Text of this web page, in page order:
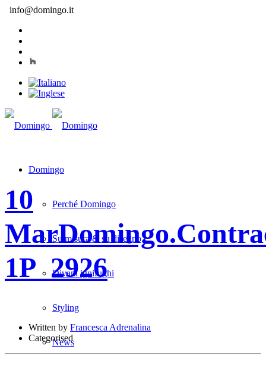
info@domingo.it
Domingo
Perché Domingo
Su misura & su disegno
Divani ignifughi
Styling
News
10
Mar
1P_2926
Written by Francesca Adrenalina
Categorised